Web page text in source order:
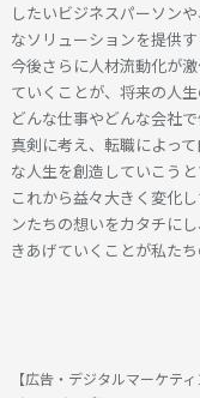
したいビジネスパーソン
なソリューションを提供
今後さらに人材流動化が
ていくことが、将来の人
どんな仕事やどんな会社
真剣に考え、転職によっ
な人生を創造していこう
これから益々大きく変化
ンたちの想いをカタチに
きあげていくことが私たち
【広告・デジタルマーケテ